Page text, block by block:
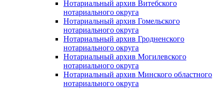
Нотариальный архив Витебского
нотариального округа
Нотариальный архив Гомельского
нотариального округа
Нотариальный архив Гродненского
нотариального округа
Нотариальный архив Могилевского
нотариального округа
Нотариальный архив Минского областного
нотариального округа